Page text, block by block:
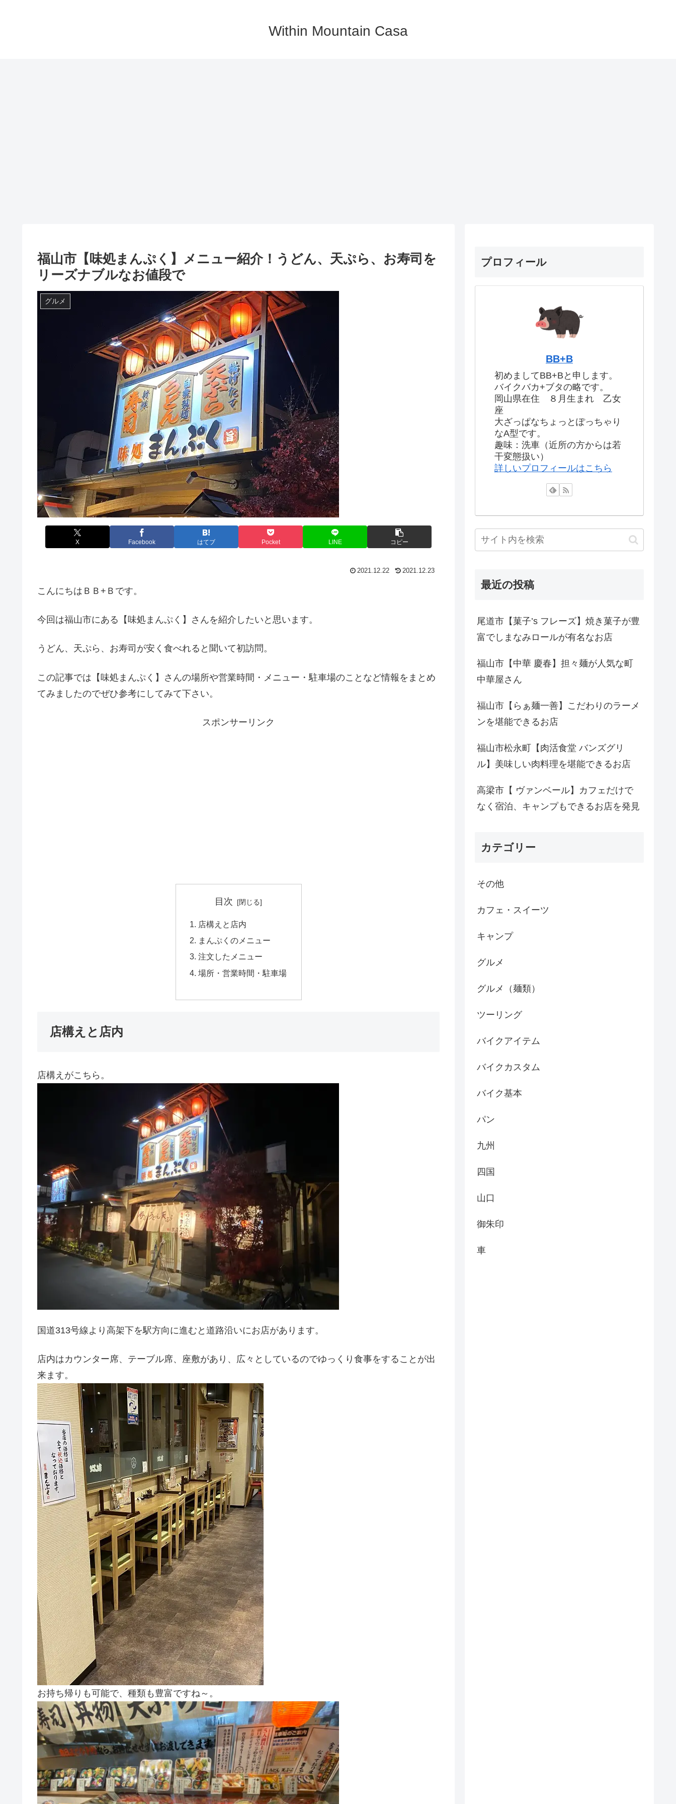
Within Mountain Casa
福山市【味処まんぷく】メニュー紹介！うどん、天ぷら、お寿司を
リーズナブルなお値段で
グルメ
X Facebook はてブ Pocket LINE コピー
2021.12.22 2021.12.23
こんにちはＢＢ+Ｂです。
今回は福山市にある【味処まんぷく】さんを紹介したいと思います。
うどん、天ぷら、お寿司が安く食べれると聞いて初訪問。
この記事では【味処まんぷく】さんの場所や営業時間・メニュー・駐車場のことなど情報をまとめ
てみましたのでぜひ参考にしてみて下さい。
スポンサーリンク
目次
店構えと店内
まんぷくのメニュー
注文したメニュー
場所・営業時間・駐車場
店構えと店内
店構えがこちら。
国道313号線より高架下を駅方向に進むと道路沿いにお店があります。
店内はカウンター席、テーブル席、座敷があり、広々としているのでゆっくり食事をすることが出
来ます。
お持ち帰りも可能で、種類も豊富ですね～。
プロフィール
BB+B
初めましてBB+Bと申します。
バイクバカ+ブタの略です。
岡山県在住 ８月生まれ 乙女
座
大ざっぱなちょっとぽっちゃり
なA型です。
趣味：洗車（近所の方からは若
干変態扱い）
詳しいプロフィールはこちら
最近の投稿
尾道市【菓子’s フレーズ】焼き菓子が豊
富でしまなみロールが有名なお店
福山市【中華 慶春】担々麺が人気な町
中華屋さん
福山市【らぁ麺一善】こだわりのラーメ
ンを堪能できるお店
福山市松永町【肉活食堂 バンズグリ
ル】美味しい肉料理を堪能できるお店
高梁市【 ヴァンベール】カフェだけで
なく宿泊、キャンプもできるお店を発見
カテゴリー
その他
カフェ・スイーツ
キャンプ
グルメ
グルメ（麺類）
ツーリング
バイクアイテム
バイクカスタム
バイク基本
パン
九州
四国
山口
御朱印
車